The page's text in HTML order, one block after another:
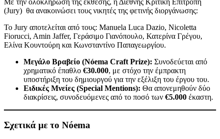
Με την ολοκλήρωση της έκθεσης, η Διεθνής Κριτική Επιτροπή
(Jury) θα ανακοινώσει τους νικητές της φετινής διοργάνωσης:
Το Jury αποτελείται από τους: Manuela Luca Dazio, Nicoletta
Fiorucci, Amin Jaffer, Γεράσιμο Γιανόπουλο, Κατερίνα Γρέγου,
Ελίνα Κουντούρη και Κωνσταντίνο Παπαγεωργίου.
Μεγάλο Βραβείο (Nóema Craft Prize): Συνοδεύεται από
χρηματικό έπαθλο €30.000, με στόχο την έμπρακτη
υποστήριξη του δημιουργού για την εξέλιξη του έργου του.
Ειδικές Μνείες (Special Mentions): Θα απονεμηθούν δύο
διακρίσεις, συνοδευόμενες από το ποσό των €5.000 έκαστη.
Σχετικά με το Nóema